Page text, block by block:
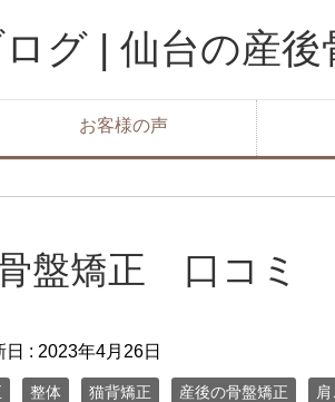
グ | 仙台の産
お客様の声
盤矯正 口コミ
日 : 2023年4月26日
整体 猫背矯正 産後の骨盤矯正 肩